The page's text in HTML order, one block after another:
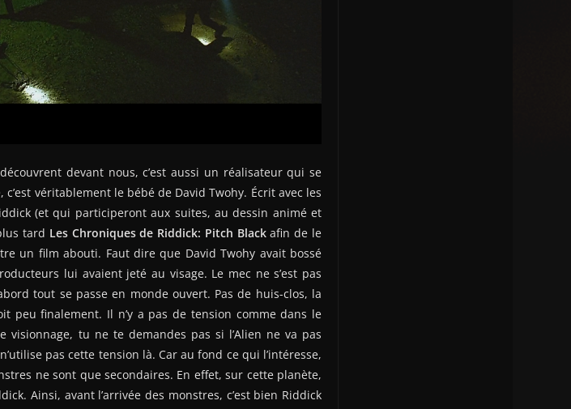
devant nous, c’est aussi un réalisateur qui se
c’est véritablement le bébé de David Twohy. Écrit avec les
(et qui participeront aux suites, au dessin animé et
tard Les Chroniques de Riddick: Pitch Blackafin de le
un film abouti. Faut dire que David Twohy avait bossé
lui avaient jeté au visage. Le mec ne s’est pas
tout se passe en monde ouvert. Pas de huis-clos, la
peu finalement. Il n’y a pas de tension comme dans le
visionnage, tu ne te demandes pas si l’Alien ne va pas
pas cette tension là. Car au fond ce qui l’intéresse,
ne sont que secondaires. En effet, sur cette planète,
Ainsi, avant l’arrivée des monstres, c’est bien Riddick